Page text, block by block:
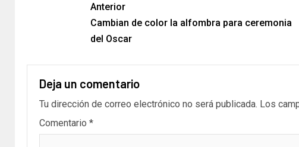
Anterior
Cambian de color la alfombra para ceremonia
del Oscar
Deja un comentario
Tu dirección de correo electrónico no será publicada. Los
Comentario *